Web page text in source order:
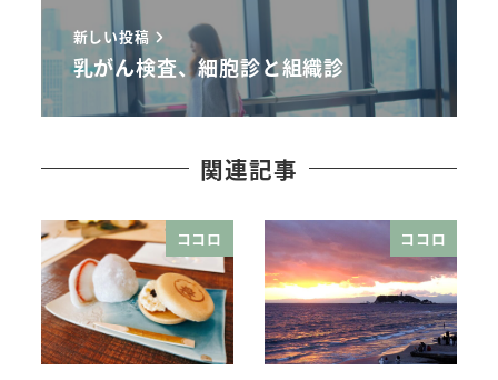
新しい投稿
乳がん検査、細胞診と組織診
関連記事
ココロ ココロ